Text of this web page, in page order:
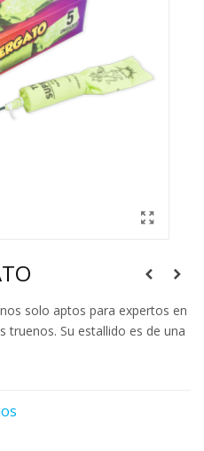
solo aptos para expertos en
truenos. Su estallido es de una